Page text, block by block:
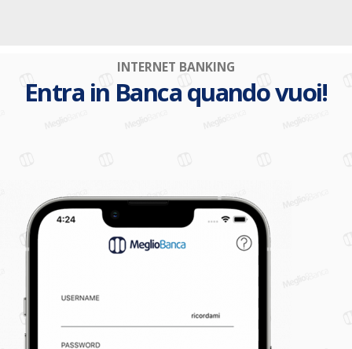
INTERNET BANKING
Entra in Banca quando vuoi!